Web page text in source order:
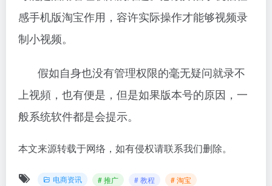
感手机版淘宝作用，容许实际操作才能够视频录
制小视频。
假如自身也没有管理权限的毫无疑问就录不
上视頻，也有便是 ，但是如果版本号的原因，一
般系统软件都是会提示。
本文来源转载于网络，如有侵权请联系我们删除。
电商资讯 # 推广 # 教程 # 淘宝